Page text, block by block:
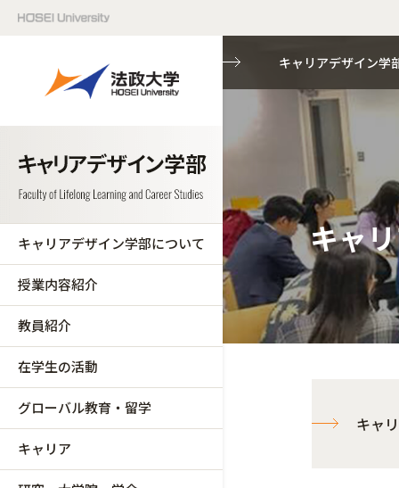
キャリアデザイン学部について
授業内容紹介
教員紹介
在学生の活動
グローバル教育・留学
キャリア
キャリアデザイン学
キャ
キャ